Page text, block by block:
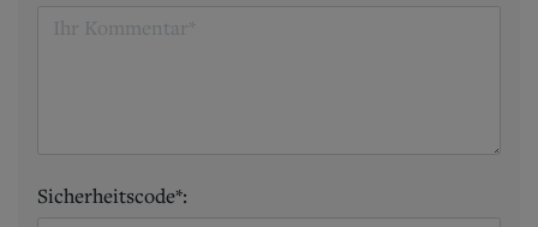
Sicherheitscode*: